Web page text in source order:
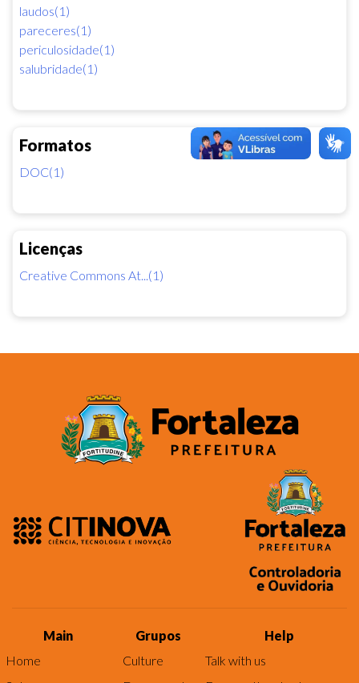
laudos(1)
pareceres(1)
periculosidade(1)
salubridade(1)
Formatos
DOC(1)
Licenças
Creative Commons At...(1)
Main
Home
Grupos
Culture
Help
Talk with us